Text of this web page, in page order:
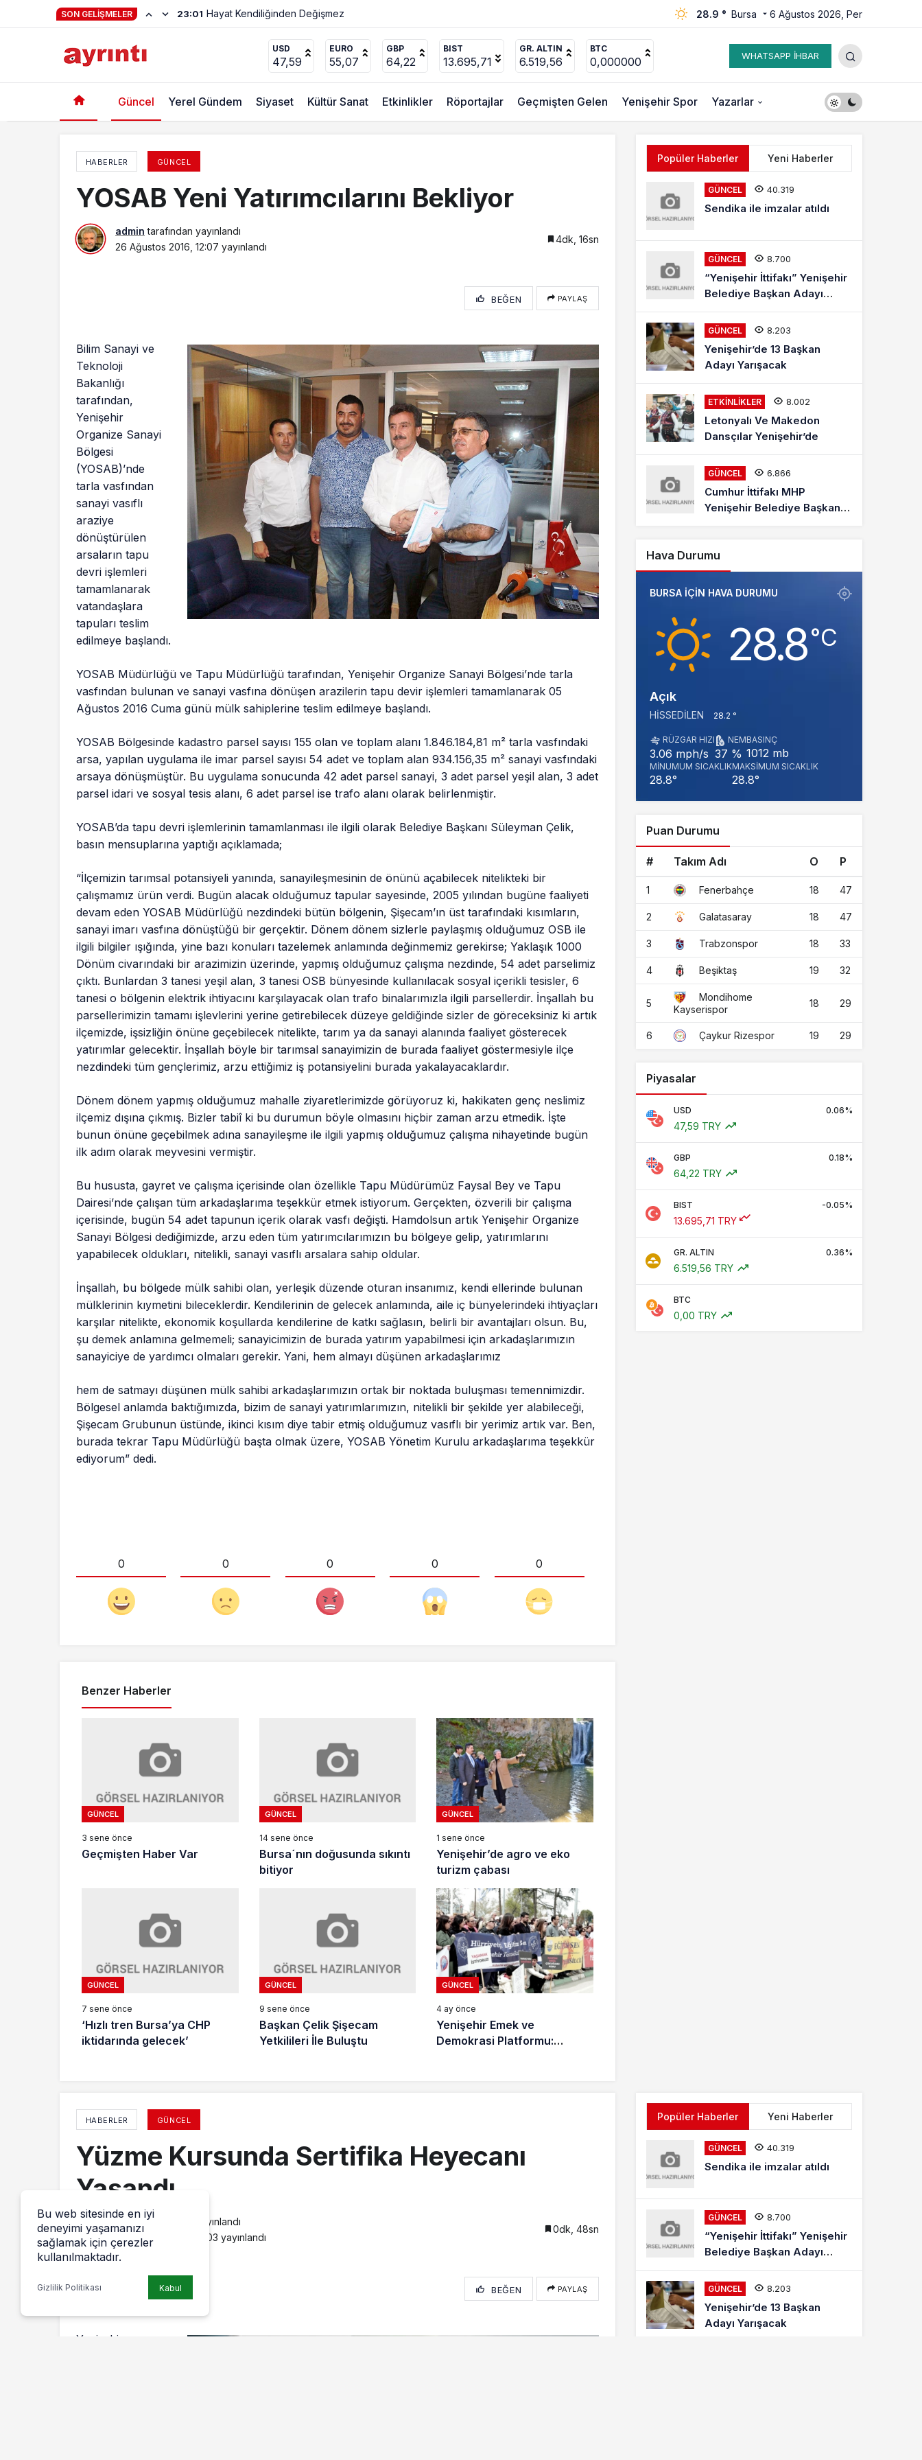
SON GELIŞMELER 23:01 Hayat Kendiliğinden Değişmez 28.9 ° Bursa 6 Ağustos 2026, Per
USD
47,59
EURO
55,07
GBP
64,22
BIST
13.695,71
GR. ALTIN
6.519,56
BTC
0,000000 WHATSAPP İHBAR
Güncel Yerel Gündem Siyaset Kültür Sanat Etkinlikler Röportajlar Geçmişten Gelen Yenişehir Spor Yazarlar
HABERLER GÜNCEL
YOSAB Yeni Yatırımcılarını Bekliyor
admin tarafından yayınlandı
26 Ağustos 2016, 12:07 yayınlandı
4dk, 16sn
BEĞEN PAYLAŞ
Bilim Sanayi ve
Teknoloji
Bakanlığı
tarafından,
Yenişehir
Organize Sanayi
Bölgesi
(YOSAB)’nde
tarla vasfından
sanayi vasıflı
araziye
dönüştürülen
arsaların tapu
devri işlemleri
tamamlanarak
vatandaşlara
tapuları teslim
edilmeye başlandı.
YOSAB Müdürlüğü ve Tapu Müdürlüğü tarafından, Yenişehir Organize Sanayi Bölgesi’nde tarla
vasfından bulunan ve sanayi vasfına dönüşen arazilerin tapu devir işlemleri tamamlanarak 05
Ağustos 2016 Cuma günü mülk sahiplerine teslim edilmeye başlandı.
YOSAB Bölgesinde kadastro parsel sayısı 155 olan ve toplam alanı 1.846.184,81 m² tarla vasfındaki
arsa, yapılan uygulama ile imar parsel sayısı 54 adet ve toplam alan 934.156,35 m² sanayi vasfındaki
arsaya dönüşmüştür. Bu uygulama sonucunda 42 adet parsel sanayi, 3 adet parsel yeşil alan, 3 adet
parsel idari ve sosyal tesis alanı, 6 adet parsel ise trafo alanı olarak belirlenmiştir.
YOSAB’da tapu devri işlemlerinin tamamlanması ile ilgili olarak Belediye Başkanı Süleyman Çelik,
basın mensuplarına yaptığı açıklamada;
“İlçemizin tarımsal potansiyeli yanında, sanayileşmesinin de önünü açabilecek nitelikteki bir
çalışmamız ürün verdi. Bugün alacak olduğumuz tapular sayesinde, 2005 yılından bugüne faaliyeti
devam eden YOSAB Müdürlüğü nezdindeki bütün bölgenin, Şişecam’ın üst tarafındaki kısımların,
sanayi imarı vasfına dönüştüğü bir gerçektir. Dönem dönem sizlerle paylaşmış olduğumuz OSB ile
ilgili bilgiler ışığında, yine bazı konuları tazelemek anlamında değinmemiz gerekirse; Yaklaşık 1000
Dönüm civarındaki bir arazimizin üzerinde, yapmış olduğumuz çalışma nezdinde, 54 adet parselimiz
çıktı. Bunlardan 3 tanesi yeşil alan, 3 tanesi OSB bünyesinde kullanılacak sosyal içerikli tesisler, 6
tanesi o bölgenin elektrik ihtiyacını karşılayacak olan trafo binalarımızla ilgili parsellerdir. İnşallah bu
parsellerimizin tamamı işlevlerini yerine getirebilecek düzeye geldiğinde sizler de göreceksiniz ki artık
ilçemizde, işsizliğin önüne geçebilecek nitelikte, tarım ya da sanayi alanında faaliyet gösterecek
yatırımlar gelecektir. İnşallah böyle bir tarımsal sanayimizin de burada faaliyet göstermesiyle ilçe
nezdindeki tüm gençlerimiz, arzu ettiğimiz iş potansiyelini burada yakalayacaklardır.
Dönem dönem yapmış olduğumuz mahalle ziyaretlerimizde görüyoruz ki, hakikaten genç neslimiz
ilçemiz dışına çıkmış. Bizler tabiî ki bu durumun böyle olmasını hiçbir zaman arzu etmedik. İşte
bunun önüne geçebilmek adına sanayileşme ile ilgili yapmış olduğumuz çalışma nihayetinde bugün
ilk adım olarak meyvesini vermiştir.
Bu hususta, gayret ve çalışma içerisinde olan özellikle Tapu Müdürümüz Faysal Bey ve Tapu
Dairesi’nde çalışan tüm arkadaşlarıma teşekkür etmek istiyorum. Gerçekten, özverili bir çalışma
içerisinde, bugün 54 adet tapunun içerik olarak vasfı değişti. Hamdolsun artık Yenişehir Organize
Sanayi Bölgesi dediğimizde, arzu eden tüm yatırımcılarımızın bu bölgeye gelip, yatırımlarını
yapabilecek oldukları, nitelikli, sanayi vasıflı arsalara sahip oldular.
İnşallah, bu bölgede mülk sahibi olan, yerleşik düzende oturan insanımız, kendi ellerinde bulunan
mülklerinin kıymetini bileceklerdir. Kendilerinin de gelecek anlamında, aile iç bünyelerindeki ihtiyaçları
karşılar nitelikte, ekonomik koşullarda kendilerine de katkı sağlasın, belirli bir avantajları olsun. Bu,
şu demek anlamına gelmemeli; sanayicimizin de burada yatırım yapabilmesi için arkadaşlarımızın
sanayiciye de yardımcı olmaları gerekir. Yani, hem almayı düşünen arkadaşlarımız
hem de satmayı düşünen mülk sahibi arkadaşlarımızın ortak bir noktada buluşması temennimizdir.
Bölgesel anlamda baktığımızda, bizim de sanayi yatırımlarımızın, nitelikli bir şekilde yer alabileceği,
Şişecam Grubunun üstünde, ikinci kısım diye tabir etmiş olduğumuz vasıflı bir yerimiz artık var. Ben,
burada tekrar Tapu Müdürlüğü başta olmak üzere, YOSAB Yönetim Kurulu arkadaşlarıma teşekkür
ediyorum” dedi.
0 0 0 0 0
Benzer Haberler
GÜNCEL
3 sene önce
Geçmişten Haber Var
GÜNCEL
14 sene önce
Bursa´nın doğusunda sıkıntı
bitiyor
GÜNCEL
1 sene önce
Yenişehir’de agro ve eko
turizm çabası
GÜNCEL
7 sene önce
‘Hızlı tren Bursa’ya CHP
iktidarında gelecek’
GÜNCEL
9 sene önce
Başkan Çelik Şişecam
Yetkilileri İle Buluştu
GÜNCEL
4 ay önce
Yenişehir Emek ve
Demokrasi Platformu:
Popüler Haberler Yeni Haberler
GÜNCEL 40.319
Sendika ile imzalar atıldı
GÜNCEL 8.700
“Yenişehir İttifakı” Yenişehir
Belediye Başkan Adayı
Mehmet Kaya Röportajı
GÜNCEL 8.203
Yenişehir’de 13 Başkan
Adayı Yarışacak
ETKINLIKLER 8.002
Letonyalı Ve Makedon
Dansçılar Yenişehir’de
GÜNCEL 6.866
Cumhur İttifakı MHP
Yenişehir Belediye Başkan
Hava Durumu
BURSA IÇIN HAVA DURUMU
28.8‎°C
Açık
HISSEDILEN 28.2 °
RÜZGAR HIZI
3.06 mph/s
NEM
37 %
BASINÇ
1012 mb
MINUMUM SICAKLIK
28.8°
MAKSIMUM SICAKLIK
28.8°
Puan Durumu
# Takım Adı O P
1 Fenerbahçe 18 47
2 Galatasaray 18 47
3 Trabzonspor 18 33
4 Beşiktaş 19 32
5
Mondihome
Kayserispor
18 29
6 Çaykur Rizespor 19 29
Piyasalar
USD 0.06%
47,59 TRY
GBP 0.18%
64,22 TRY
BIST -0.05%
13.695,71 TRY
GR. ALTIN 0.36%
6.519,56 TRY
BTC
0,00 TRY
HABERLER GÜNCEL
Yüzme Kursunda Sertifika Heyecanı
Yaşandı
admintarafından yayınlandı
26 Ağustos 2016, 12:03 yayınlandı
0dk, 48sn
BEĞEN PAYLAŞ
Yenişehir
Yüzme Kursunda Sertifika Heyecanı Yaşandı
Popüler Haberler Yeni Haberler
GÜNCEL 40.319
Sendika ile imzalar atıldı
GÜNCEL 8.700
“Yenişehir İttifakı” Yenişehir
Belediye Başkan Adayı
Mehmet Kaya Röportajı
GÜNCEL 8.203
Yenişehir’de 13 Başkan
Adayı Yarışacak
Bu web sitesinde en iyi
deneyimi yaşamanızı
sağlamak için çerezler
kullanılmaktadır.
Gizlilik Politikası Kabul